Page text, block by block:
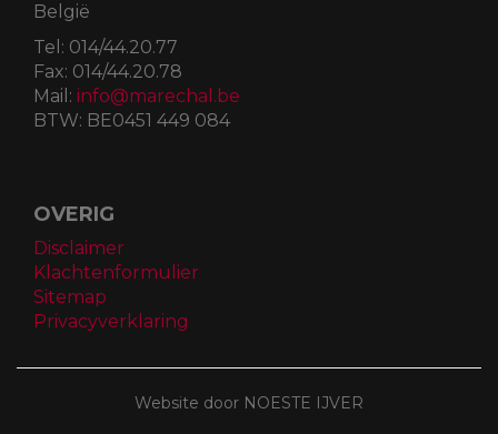
België
Tel: 014/44.20.77
Fax: 014/44.20.78
Mail: info@marechal.be
BTW: BE0451 449 084
OVERIG
Disclaimer
Klachtenformulier
Sitemap
Privacyverklaring
Website door NOESTE IJVER